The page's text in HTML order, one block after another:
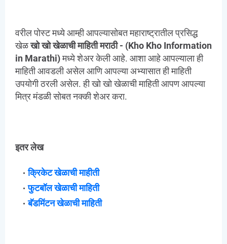
वरील पोस्ट मध्ये आम्ही आपल्यासोबत महाराष्ट्रातील प्रसिद्ध
खेळखो खो खेळाची माहिती मराठी - (Kho Kho Information
in Marathi)मध्ये शेअर केली आहे. आशा आहे आपल्याला ही
माहिती आवडली असेल आणि आपल्या अभ्यासात ही माहिती
उपयोगी ठरली असेल. ही खो खो खेळाची माहिती आपण आपल्या
मित्र मंडळी सोबत नक्की शेअर करा.
इतर लेख
क्रिकेट खेळाची माहीती
फुटबॉल खेळाची माहिती
बॅडमिंटन खेळाची माहिती